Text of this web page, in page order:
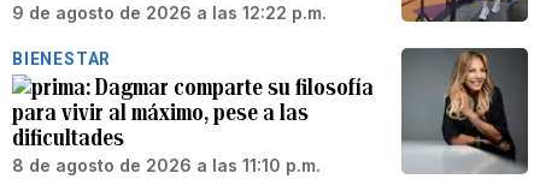
9 de agosto de 2026 a las 12:22 p.m.
BIENESTAR
Dagmar comparte su filosofía
para vivir al máximo, pese a las
dificultades
8 de agosto de 2026 a las 11:10 p.m.